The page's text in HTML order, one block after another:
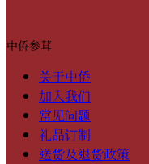
中侨参茸
关于中侨
加入我们
常见问题
礼品订制
送货及退货政策